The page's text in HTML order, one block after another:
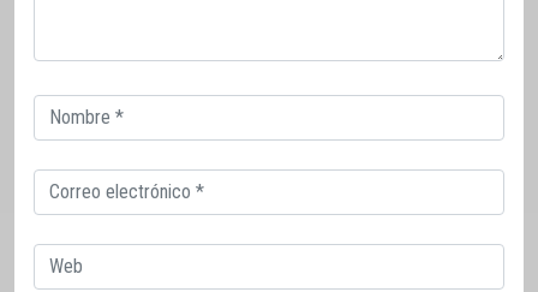
Correo
electrónico
Correo
electrónico
Web